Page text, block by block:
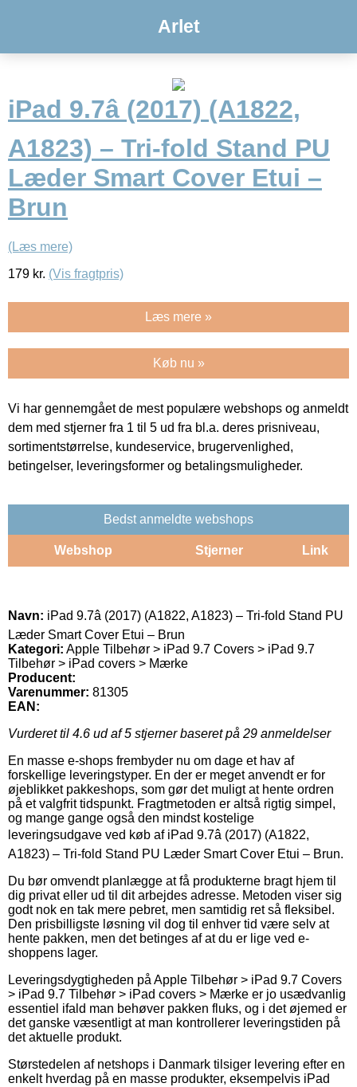
Arlet
iPad 9.7â (2017) (A1822,
A1823) – Tri-fold Stand PU
Læder Smart Cover Etui –
Brun
(Læs mere)
179 kr. (Vis fragtpris)
Læs mere »
Køb nu »
Vi har gennemgået de mest populære webshops og anmeldt
dem med stjerner fra 1 til 5 ud fra bl.a. deres prisniveau,
sortimentstørrelse, kundeservice, brugervenlighed,
betingelser, leveringsformer og betalingsmuligheder.
Bedst anmeldte webshops
Webshop Stjerner Link
Navn: iPad 9.7â (2017) (A1822, A1823) – Tri-fold Stand PU
Læder Smart Cover Etui – Brun
Kategori: Apple Tilbehør > iPad 9.7 Covers > iPad 9.7
Tilbehør > iPad covers > Mærke
Producent:
Varenummer: 81305
EAN:
Vurderet til 4.6 ud af 5 stjerner baseret på 29 anmeldelser
En masse e-shops frembyder nu om dage et hav af
forskellige leveringstyper. En der er meget anvendt er for
øjeblikket pakkeshops, som gør det muligt at hente ordren
på et valgfrit tidspunkt. Fragtmetoden er altså rigtig simpel,
og mange gange også den mindst kostelige
leveringsudgave ved køb af iPad 9.7â (2017) (A1822,
A1823) – Tri-fold Stand PU Læder Smart Cover Etui – Brun.
Du bør omvendt planlægge at få produkterne bragt hjem til
dig privat eller ud til dit arbejdes adresse. Metoden viser sig
godt nok en tak mere pebret, men samtidig ret så fleksibel.
Den prisbilligste løsning vil dog til enhver tid være selv at
hente pakken, men det betinges af at du er lige ved e-
shoppens lager.
Leveringsdygtigheden på Apple Tilbehør > iPad 9.7 Covers
> iPad 9.7 Tilbehør > iPad covers > Mærke er jo usædvanlig
essentiel ifald man behøver pakken fluks, og i det øjemed er
det ganske væsentligt at man kontrollerer leveringstiden på
det aktuelle produkt.
Størstedelen af netshops i Danmark tilsiger levering efter en
enkelt hverdag på en masse produkter, eksempelvis iPad